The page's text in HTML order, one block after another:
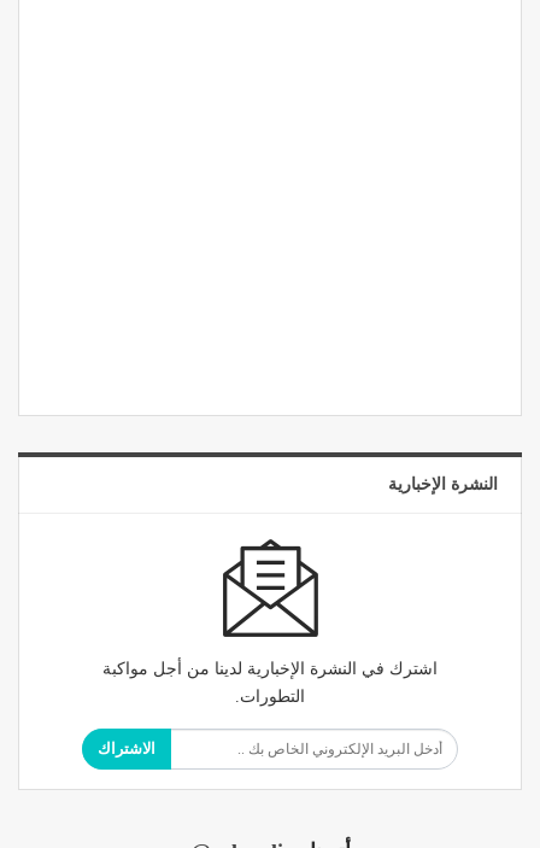
النشرة الإخبارية
اشترك في النشرة الإخبارية لدينا من أجل مواكبة
التطورات.
الاشتراك